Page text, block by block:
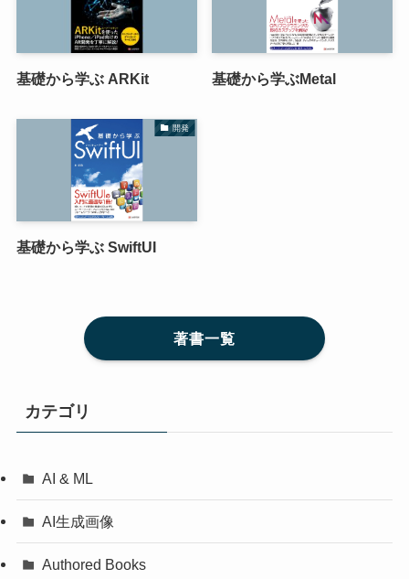
基礎から学ぶ ARKit 基礎から学ぶMetal
開発
基礎から学ぶ SwiftUI
著書一覧
カテゴリ
AI & ML
AI生成画像
Authored Books